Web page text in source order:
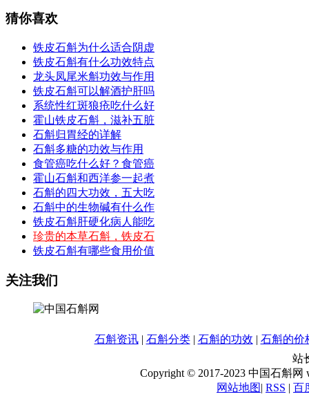
猜你喜欢
铁皮石斛为什么适合阴虚
铁皮石斛有什么功效特点
龙头凤尾米斛功效与作用
铁皮石斛可以解酒护肝吗
系统性红斑狼疮吃什么好
霍山铁皮石斛，滋补五脏
石斛归胃经的详解
石斛多糖的功效与作用
食管癌吃什么好？食管癌
霍山石斛和西洋参一起煮
石斛的四大功效，五大吃
石斛中的生物碱有什么作
铁皮石斛肝硬化病人能吃
珍贵的本草石斛，铁皮石
铁皮石斛有哪些食用价值
关注我们
石斛资讯| 石斛分类| 石斛的功效 | 石斛的价
站
Copyright © 2017-2023 中国石斛网
网站地图| RSS | 百